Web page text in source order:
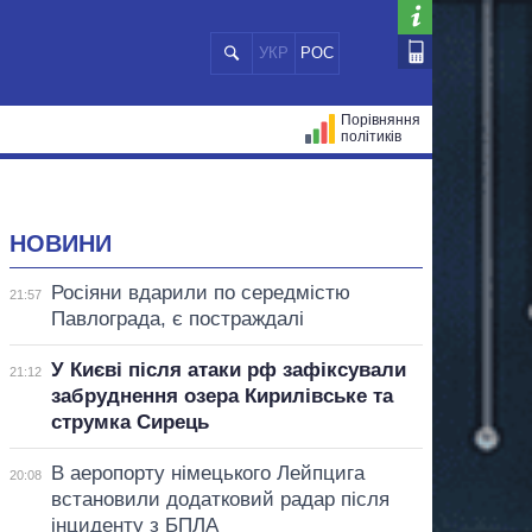
УКР РОС
Порівняння
політиків
НОВИНИ
21:57
Росіяни вдарили по середмістю
Павлограда, є постраждалі
21:12
У Києві після атаки рф зафіксували
забруднення озера Кирилівське та
струмка Сирець
20:08
В аеропорту німецького Лейпцига
встановили додатковий радар після
інциденту з БПЛА